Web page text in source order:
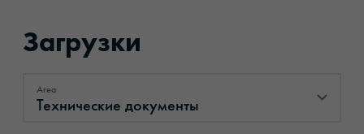
Загрузки
Area
Технические документы